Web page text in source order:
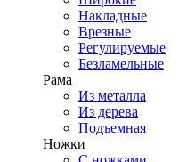
Накладные
Врезные
Регулируемые
Безламельные
Рама
Из металла
Из дерева
Подъемная
Ножки